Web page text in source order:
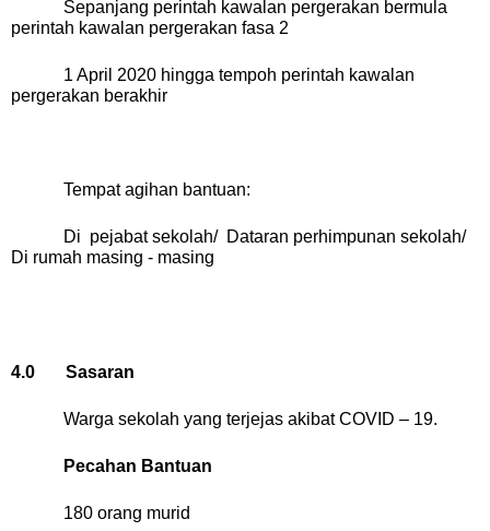
Sepanjang perintah kawalan pergerakan bermula
perintah kawalan pergerakan fasa 2
1 April 2020 hingga tempoh perintah kawalan
pergerakan berakhir
Tempat agihan bantuan:
Di pejabat sekolah/ Dataran perhimpunan sekolah/
Di rumah masing - masing
4.0 Sasaran
Warga sekolah yang terjejas akibat COVID – 19.
Pecahan Bantuan
180 orang murid